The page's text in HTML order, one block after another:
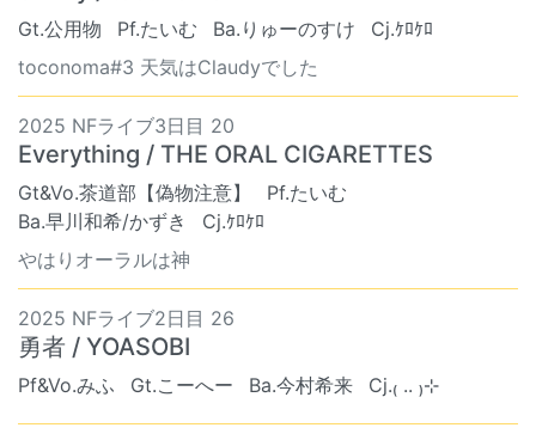
Gt.公用物 Pf.たいむ Ba.りゅーのすけ
Cj.ｹﾛｹﾛ
toconoma#3 天気はClaudyでした
2025 NFライブ3日目 20
Everything / THE ORAL CIGARETTES
Gt&Vo.茶道部【偽物注意】
Pf.たいむ
Ba.早川和希/かずき
Cj.ｹﾛｹﾛ
やはりオーラルは神
2025 NFライブ2日目 26
勇者 / YOASOBI
Pf&Vo.みふ Gt.こーへー Ba.今村希来 Cj.₍ .. ₎⊹